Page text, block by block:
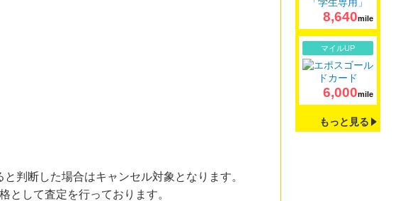
判断した場合はキャンセル対象となります。
として査定を行っております。
8,640mile
マイルUP
6,000mile
もっと見る